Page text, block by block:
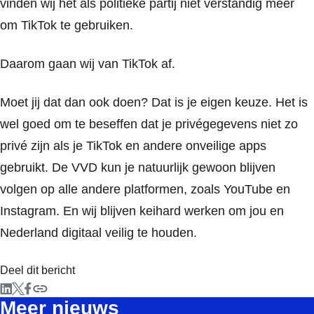
vinden wij het als politieke partij niet verstandig meer
om TikTok te gebruiken.
Daarom gaan wij van TikTok af.
Moet jij dat dan ook doen? Dat is je eigen keuze. Het is
wel goed om te beseffen dat je privégegevens niet zo
privé zijn als je TikTok en andere onveilige apps
gebruikt. De VVD kun je natuurlijk gewoon blijven
volgen op alle andere platformen, zoals YouTube en
Instagram. En wij blijven keihard werken om jou en
Nederland digitaal veilig te houden.
Deel dit bericht
Meer nieuws